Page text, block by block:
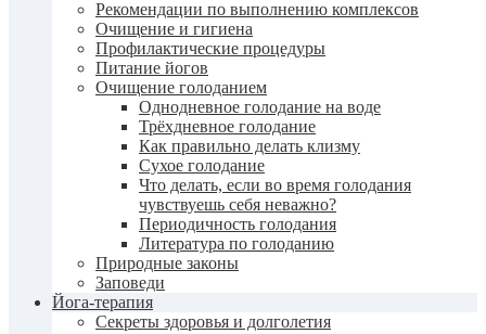
Рекомендации по выполнению комплексов
Очищение и гигиена
Профилактические процедуры
Питание йогов
Очищение голоданием
Однодневное голодание на воде
Трёхдневное голодание
Как правильно делать клизму
Сухое голодание
Что делать, если во время голодания
чувствуешь себя неважно?
Периодичность голодания
Литература по голоданию
Природные законы
Заповеди
Йога-терапия
Секреты здоровья и долголетия